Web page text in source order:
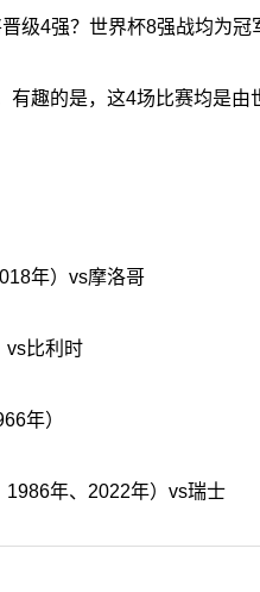
有趣的是，这4场比赛均是
年）vs摩洛哥
vs比利时
年）
年、2022年）vs瑞士